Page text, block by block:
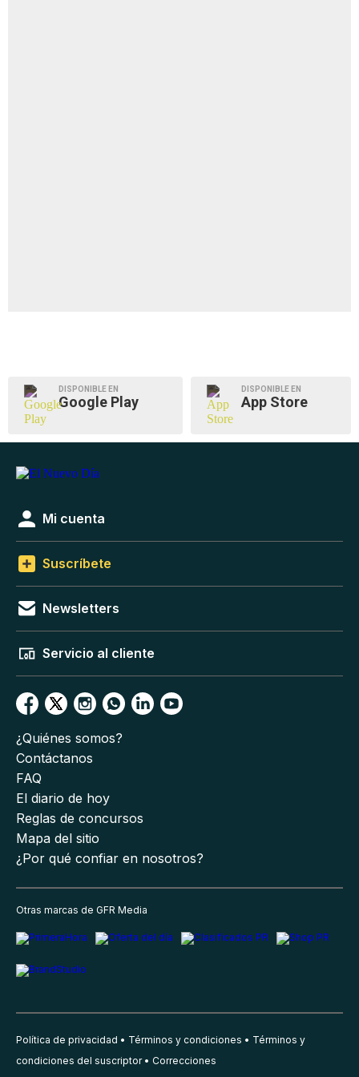
DISPONIBLE EN
Google Play
DISPONIBLE EN
App Store
Mi cuenta
Suscríbete
Newsletters
Servicio al cliente
¿Quiénes somos?
Contáctanos
FAQ
El diario de hoy
Reglas de concursos
Mapa del sitio
¿Por qué confiar en nosotros?
Otras marcas de GFR Media
Política de privacidad Términos y condiciones
Términos y
condiciones del suscriptor
Correcciones